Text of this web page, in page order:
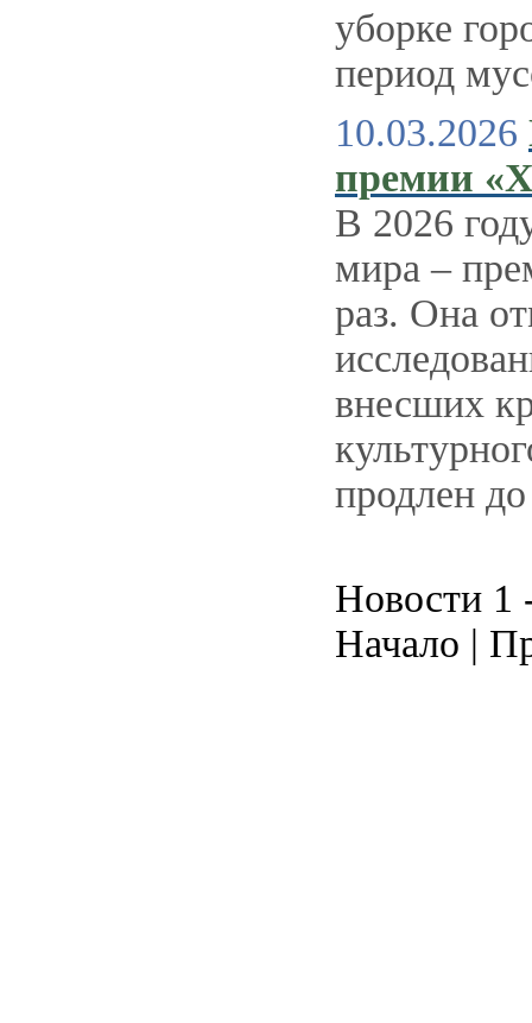
уборке
период
10.03.2026
премии
В 2026
мира –
раз. Она
внесших
продлен
Новости 1
Начало |